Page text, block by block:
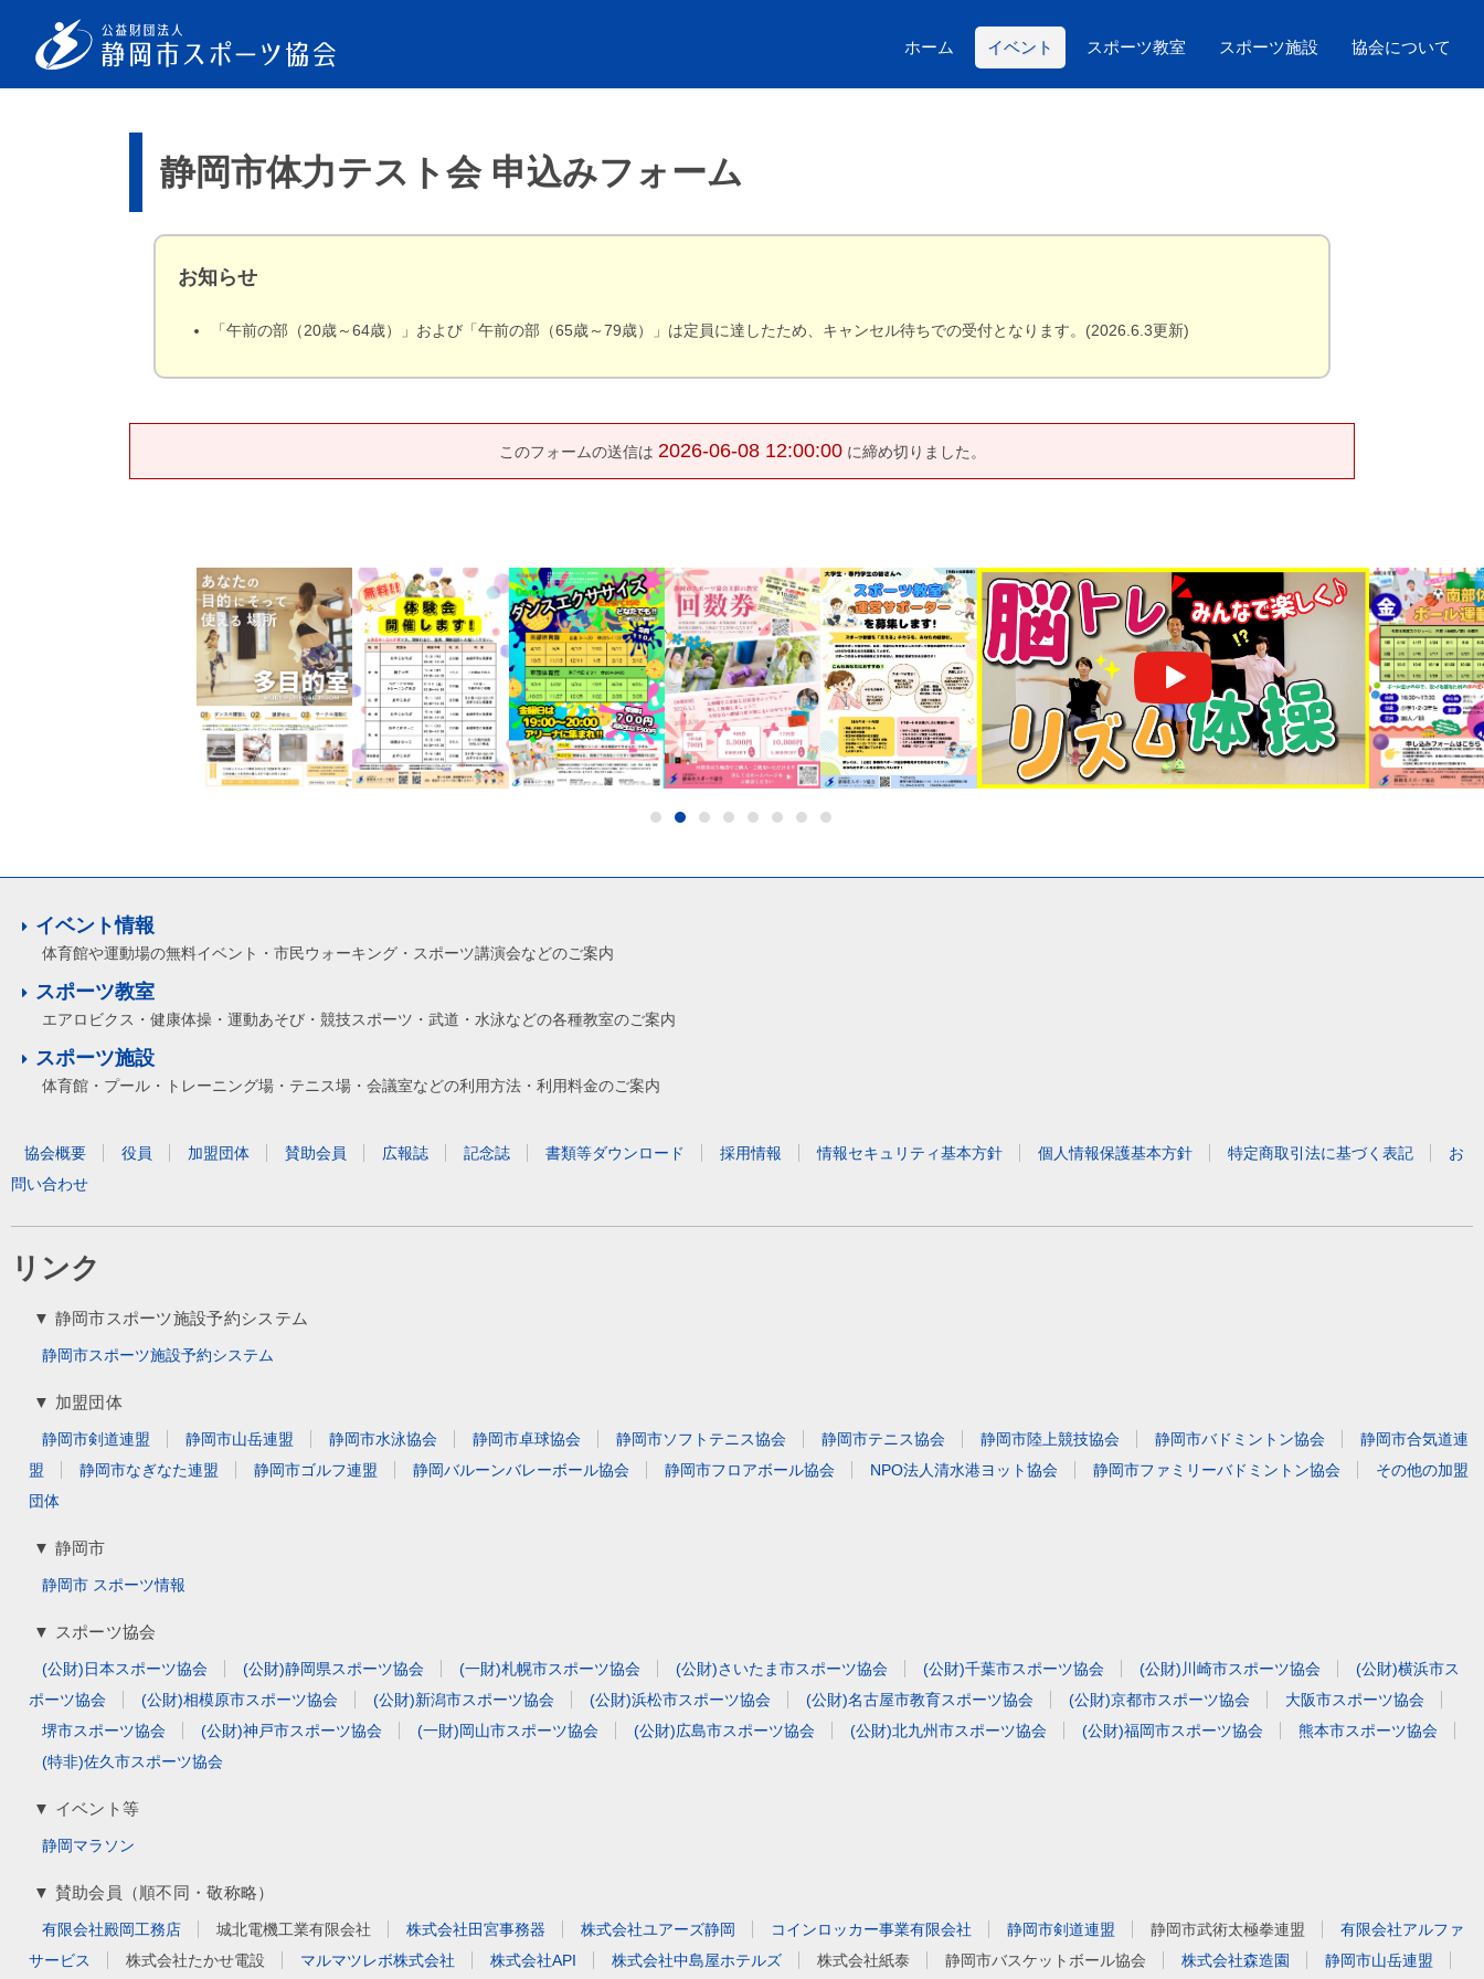
ホーム イベント スポーツ教室 スポーツ施設 協会について
静岡市体力テスト会 申込みフォーム
お知らせ
「午前の部（20歳～64歳）」および「午前の部（65歳～79歳）」は定員に達したため、キャンセル待ちでの受付となります。(2026.6.3更新)
このフォームの送信は 2026-06-08 12:00:00に締め切りました。
イベント情報
体育館や運動場の無料イベント・市民ウォーキング・スポーツ講演会などのご案内
スポーツ教室
エアロビクス・健康体操・運動あそび・競技スポーツ・武道・水泳などの各種教室のご案内
スポーツ施設
体育館・プール・トレーニング場・テニス場・会議室などの利用方法・利用料金のご案内
協会概要 役員 加盟団体 賛助会員 広報誌 記念誌 書類等ダウンロード 採用情報 情報セキュリティ基本方針 個人情報保護基本方針 特定商取引法に基づく表記
お
問い合わせ
リンク
▼ 静岡市スポーツ施設予約システム
静岡市スポーツ施設予約システム
▼ 加盟団体
静岡市剣道連盟 静岡市山岳連盟 静岡市水泳協会 静岡市卓球協会 静岡市ソフトテニス協会 静岡市テニス協会 静岡市陸上競技協会 静岡市バドミントン協会
静岡市合気道連
盟
静岡市なぎなた連盟 静岡市ゴルフ連盟 静岡バルーンバレーボール協会 静岡市フロアボール協会 NPO法人清水港ヨット協会 静岡市ファミリーバドミントン協会
その他の加盟
団体
▼ 静岡市
静岡市 スポーツ情報
▼ スポーツ協会
(公財)日本スポーツ協会 (公財)静岡県スポーツ協会 (一財)札幌市スポーツ協会 (公財)さいたま市スポーツ協会 (公財)千葉市スポーツ協会 (公財)川崎市スポーツ協会
(公財)横浜市ス
ポーツ協会
(公財)相模原市スポーツ協会 (公財)新潟市スポーツ協会 (公財)浜松市スポーツ協会 (公財)名古屋市教育スポーツ協会 (公財)京都市スポーツ協会
大阪市スポーツ協会
堺市スポーツ協会
(公財)神戸市スポーツ協会 (一財)岡山市スポーツ協会 (公財)広島市スポーツ協会 (公財)北九州市スポーツ協会 (公財)福岡市スポーツ協会
熊本市スポーツ協会
(特非)佐久市スポーツ協会
▼ イベント等
静岡マラソン
▼ 賛助会員（順不同・敬称略）
有限会社殿岡工務店 城北電機工業有限会社 株式会社田宮事務器 株式会社ユアーズ静岡 コインロッカー事業有限会社 静岡市剣道連盟 静岡市武術太極拳連盟
有限会社アルファ
サービス
株式会社たかせ電設 マルマツレボ株式会社 株式会社API 株式会社中島屋ホテルズ 株式会社紙泰 静岡市バスケットボール協会 株式会社森造園 静岡市山岳連盟